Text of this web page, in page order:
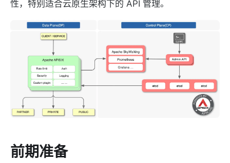
性，特别适合云原生架构下的 API 管理。
前期准备